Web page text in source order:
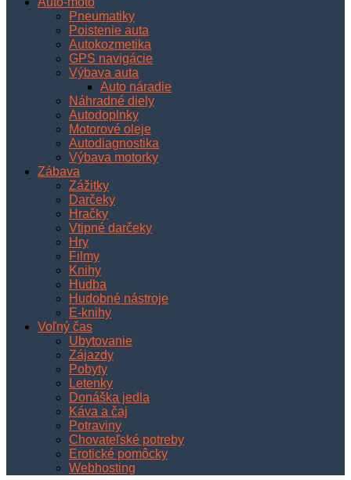
Pneumatiky
Poistenie auta
Autokozmetika
GPS navigácie
Výbava auta
Auto náradie
Náhradné diely
Autodoplnky
Motorové oleje
Autodiagnostika
Výbava motorky
Zábava
Zážitky
Darčeky
Hračky
Vtipné darčeky
Hry
Filmy
Knihy
Hudba
Hudobné nástroje
E-knihy
Voľný čas
Ubytovanie
Zájazdy
Pobyty
Letenky
Donáška jedla
Káva a čaj
Potraviny
Chovateľské potreby
Erotické pomôcky
Webhosting